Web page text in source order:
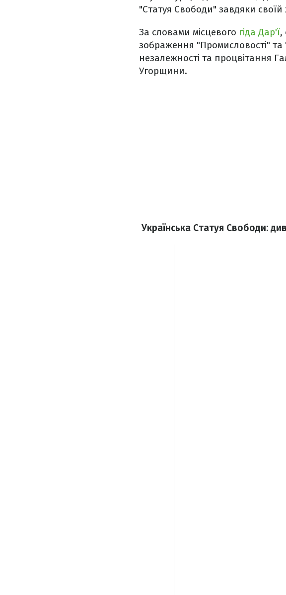
"Статуя Свободи" завдяки
За словами місцевого гіда Дар'ї,
зображення "Промисловості" та
незалежності та процвітання
Угорщини.
Українська Статуя Свободи: